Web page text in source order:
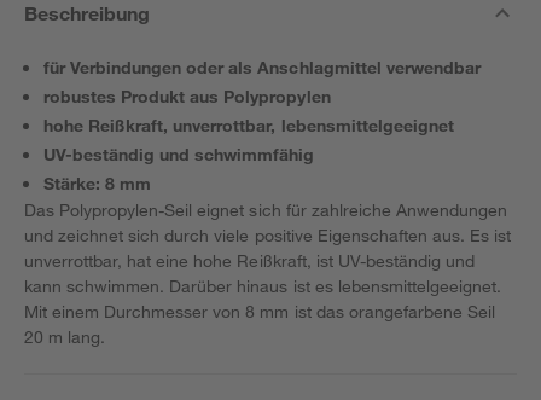
Beschreibung
für Verbindungen oder als Anschlagmittel verwendbar
robustes Produkt aus Polypropylen
hohe Reißkraft, unverrottbar, lebensmittelgeeignet
UV-beständig und schwimmfähig
Stärke: 8 mm
Das Polypropylen-Seil eignet sich für zahlreiche Anwendungen
und zeichnet sich durch viele positive Eigenschaften aus. Es ist
unverrottbar, hat eine hohe Reißkraft, ist UV-beständig und
kann schwimmen. Darüber hinaus ist es lebensmittelgeeignet.
Mit einem Durchmesser von 8 mm ist das orangefarbene Seil
20 m lang.